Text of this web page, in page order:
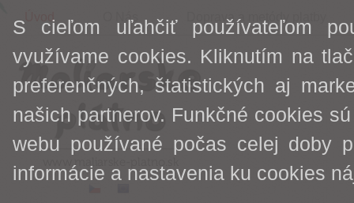
S cieľom uľahčiť používateľom
využívame cookies. Kliknutím na
preferenčných, štatistických aj
našich partnerov. Funkčné cookies
webu používané počas celej doby
informácie a nastavenia ku cookies
Úvod O Nás Doprava a metódy platby